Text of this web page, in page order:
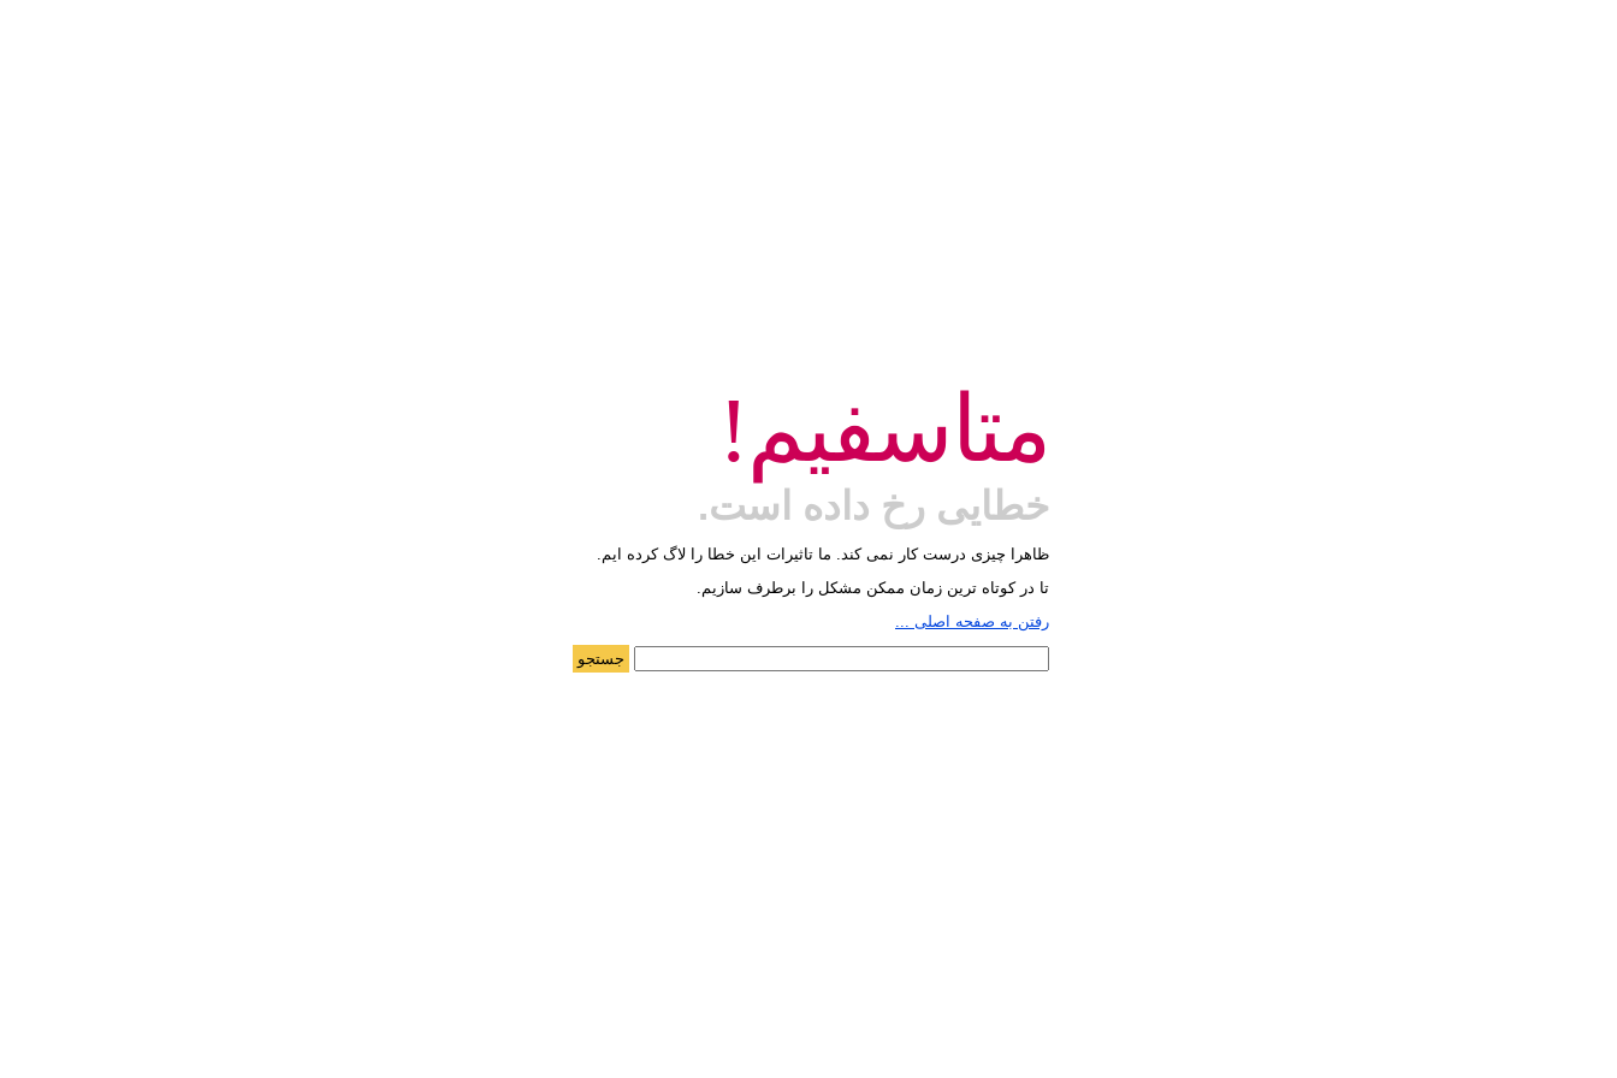
متاسفیم!
خطایی رخ داده است.
ظاهرا چیزی درست کار نمی کند. ما تاثیرات این خطا را لاگ کرده ایم.
تا در کوتاه ترین زمان ممکن مشکل را برطرف سازیم.
رفتن به صفحه اصلی ...
جستجو